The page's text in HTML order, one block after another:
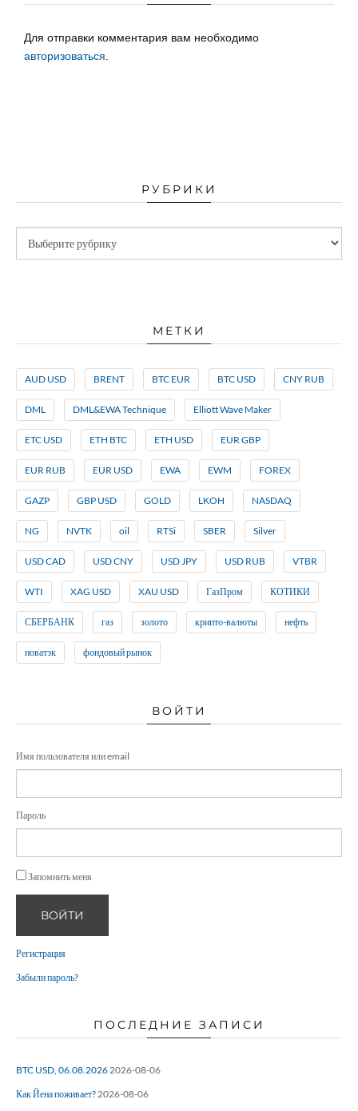
Для отправки комментария вам необходимо
авторизоваться
РУБРИКИ
МЕТКИ
AUD USD BRENT BTC EUR BTC USD CNY RUB
DML DML&EWA Technique Elliott Wave Maker
ETC USD ETH BTC ETH USD EUR GBP
EUR RUB EUR USD EWA EWM FOREX
GAZP GBP USD GOLD LKOH NASDAQ
NG NVTK oil RTSi SBER Silver
USD CAD USD CNY USD JPY USD RUB VTBR
WTI XAG USD XAU USD ГазПром КОТИКИ
СБЕРБАНК газ золото крипто-валюты нефть
новатэк фондовый рынок
ВОЙТИ
Имя пользователя или email
Пароль
Запомнить меня
ВОЙТИ
Регистрация
Забыли пароль?
ПОСЛЕДНИЕ ЗАПИСИ
BTC USD, 06.08.2026 2026-08-06
Как Йена поживает? 2026-08-06